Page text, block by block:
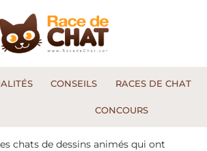
CONSEILS RACES DE CHAT
CONCOURS
chats de dessins animés qui ont